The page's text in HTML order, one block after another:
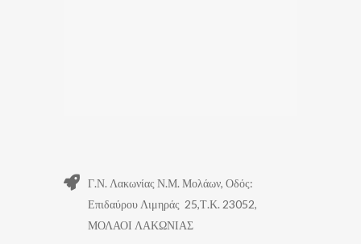
Γ.Ν. Λακωνίας Ν.Μ. Μολάων, Οδός:
Επιδαύρου Λιμηράς 25,Τ.Κ. 23052,
ΜΟΛΑΟΙ ΛΑΚΩΝΙΑΣ